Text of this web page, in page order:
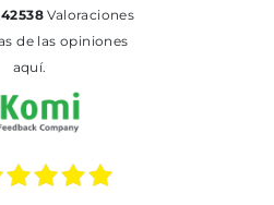
42538Valoraciones
aquí.